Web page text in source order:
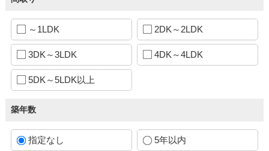
～1LDK 2DK～2LDK
3DK～3LDK 4DK～4LDK
5DK～5LDK以上
築年数
指定なし 5年以内